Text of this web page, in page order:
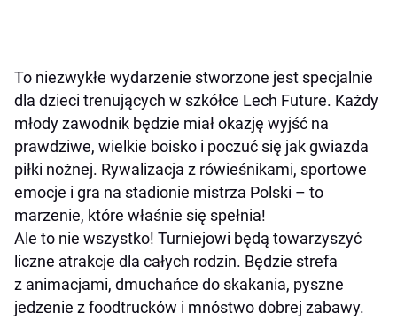
To niezwykłe wydarzenie stworzone jest specjalnie
dla dzieci trenujących w szkółce Lech Future. Każdy
młody zawodnik będzie miał okazję wyjść na
prawdziwe, wielkie boisko i poczuć się jak gwiazda
piłki nożnej. Rywalizacja z rówieśnikami, sportowe
emocje i gra na stadionie mistrza Polski – to
marzenie, które właśnie się spełnia!
Ale to nie wszystko! Turniejowi będą towarzyszyć
liczne atrakcje dla całych rodzin. Będzie strefa
z animacjami, dmuchańce do skakania, pyszne
jedzenie z foodtrucków i mnóstwo dobrej zabawy.